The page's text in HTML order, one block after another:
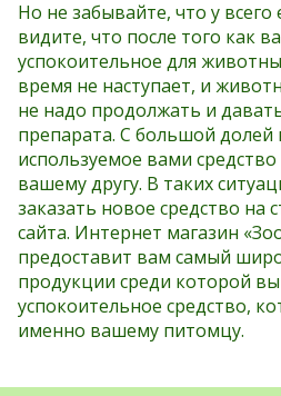
Но не забывайте, что у всего
видите, что после того как
успокоительное для
время не наступает, и
не надо продолжать и
препарата. С большой долей
используемое вами
вашему другу. В таких
заказать новое средство на
сайта. Интернет магазин
предоставит вам самый
продукции среди которой
успокоительное средство,
именно вашему питомцу.